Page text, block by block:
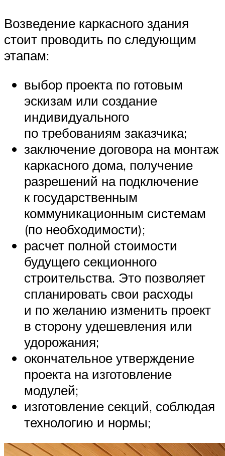
Возведение каркасного здания
стоит проводить по следующим
этапам:
выбор проекта по готовым
эскизам или создание
индивидуального
по требованиям заказчика;
заключение договора на монтаж
каркасного дома, получение
разрешений на подключение
к государственным
коммуникационным системам
(по необходимости);
расчет полной стоимости
будущего секционного
строительства. Это позволяет
спланировать свои расходы
и по желанию изменить проект
в сторону удешевления или
удорожания;
окончательное утверждение
проекта на изготовление
модулей;
изготовление секций, соблюдая
технологию и нормы;